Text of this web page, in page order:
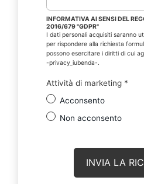
INFORMATIVA AI SENSI DEL
2016/679 "GDPR"
I dati personali acquisiti saranno
per rispondere alla richiesta
possono esercitare i diritti di cui
-privacy_iubenda-.
Attività di marketing *
Acconsento
Non acconsento